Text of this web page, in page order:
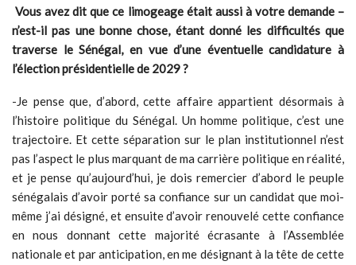
Vous avez dit que ce limogeage était aussi à votre demande –
n’est-il pas une bonne chose, étant donné les difficultés que
traverse le Sénégal, en vue d’une éventuelle candidature à
l’élection présidentielle de 2029 ?
-Je pense que, d’abord, cette affaire appartient désormais à
l’histoire politique du Sénégal. Un homme politique, c’est une
trajectoire. Et cette séparation sur le plan institutionnel n’est
pas l’aspect le plus marquant de ma carrière politique en réalité,
et je pense qu’aujourd’hui, je dois remercier d’abord le peuple
sénégalais d’avoir porté sa confiance sur un candidat que moi-
même j’ai désigné, et ensuite d’avoir renouvelé cette confiance
en nous donnant cette majorité écrasante à l’Assemblée
nationale et par anticipation, en me désignant à la tête de cette